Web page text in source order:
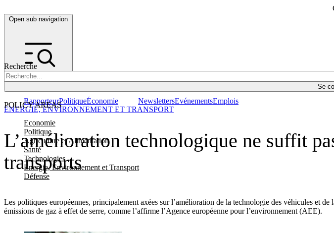
Open sub navigation
Recherche
Se
POLICY AREAS
Economie
Politique
Agriculture et Alimentation
Santé
Technologies
Energie, Environnement et Transport
Défense
RapporteurPolitiqueÉconomie NewslettersEvénementsEmplois
L’amélioration technologique ne suffit
transports
Les politiques européennes, principalement axées sur l’amélioration de la technologie des véhicules et
émissions de gaz à effet de serre, comme l’affirme l’Agence européenne pour l’environnement (AEE).
ENERGIE, ENVIRONNEMENT ET TRANSPORT